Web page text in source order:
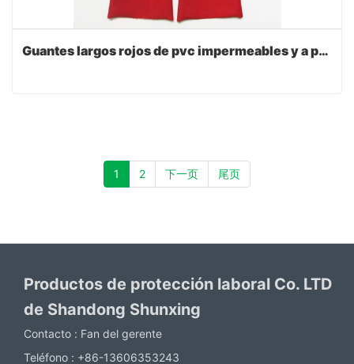
Guantes largos rojos de pvc impermeables y a prueba de aceite
1 2 下一页 尾页
Productos de protección laboral Co. LTD
de Shandong Shunxing
Contacto : Fan del gerente
Teléfono : +86-13606353243